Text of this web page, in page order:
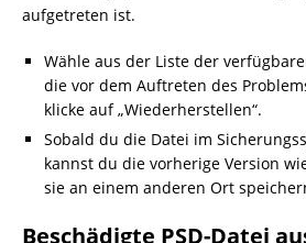
aufgetreten ist.
Wähle aus der Liste der
die vor dem Auftreten des
klicke auf „Wiederherstellen“.
Sobald du die Datei im
kannst du die vorherige Version
sie an einem anderen Ort
Beschädigte PSD-Datei